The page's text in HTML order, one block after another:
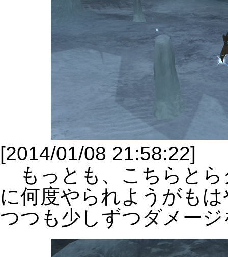
[2014/01/08 21:58:22]
もっとも、こちらとら
に何度やられようがも
つつも少しずつダメー